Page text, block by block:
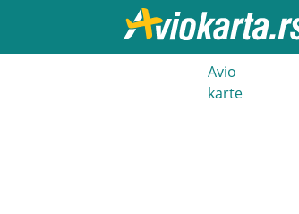
Avio
karte